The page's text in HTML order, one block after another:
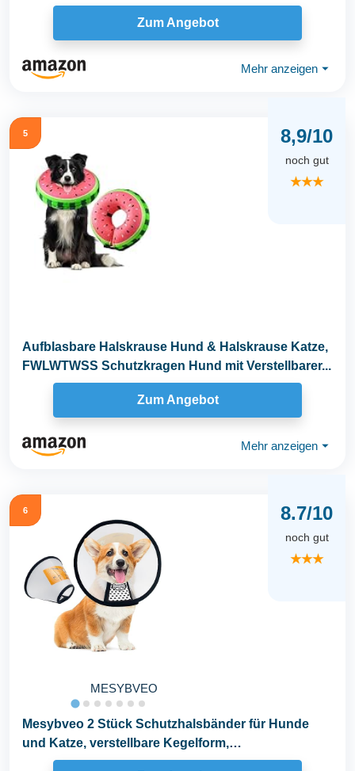
Zum Angebot
Mehr anzeigen ⏷
5 8,9/10
noch gut
★★★
Aufblasbare Halskrause Hund & Halskrause Katze,
FWLWTWSS Schutzkragen Hund mit Verstellbarer...
Zum Angebot
Mehr anzeigen ⏷
6
MESYBVEO
8.7/10
noch gut
★★★
Mesybveo 2 Stück Schutzhalsbänder für Hunde
und Katze, verstellbare Kegelform,
Elisabethanisches...